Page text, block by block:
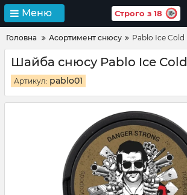
Меню Строго з 18
Головна Асортимент снюсу Pablo Ice Cold
Шайба снюсу Pablo Ice Cold
Артикул: pablo01